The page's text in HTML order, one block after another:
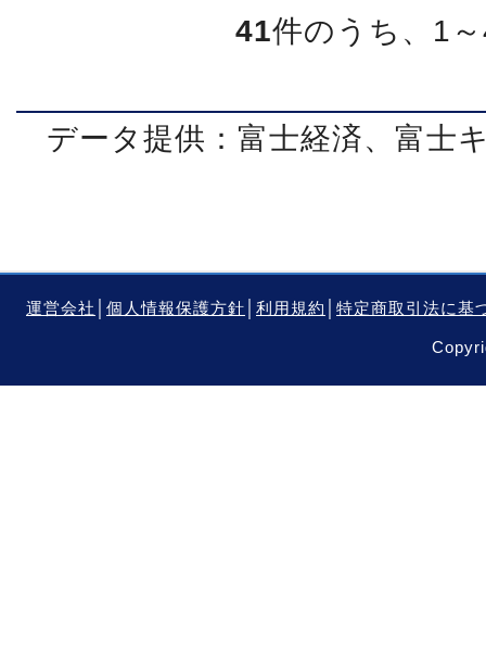
41件のうち、1
データ提供：富士経済、富士
運営会社 個人情報保護方針 利用規約 特定商取引法に基